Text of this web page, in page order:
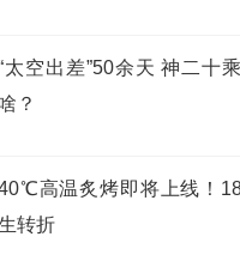
太空出差”50余天 神二十
？
高温炙烤即将上线！
转折